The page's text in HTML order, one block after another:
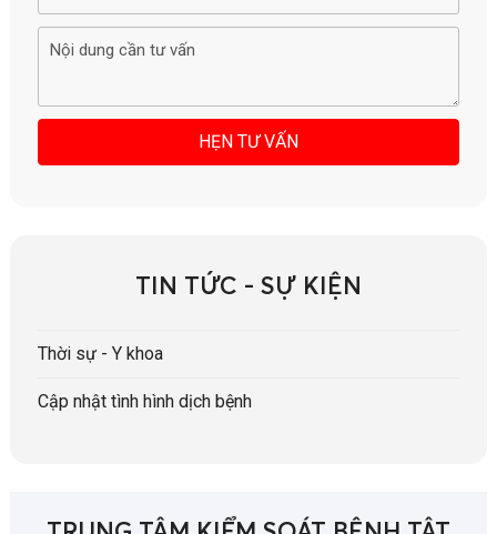
TIN TỨC - SỰ KIỆN
Thời sự - Y khoa
Cập nhật tình hình dịch bệnh